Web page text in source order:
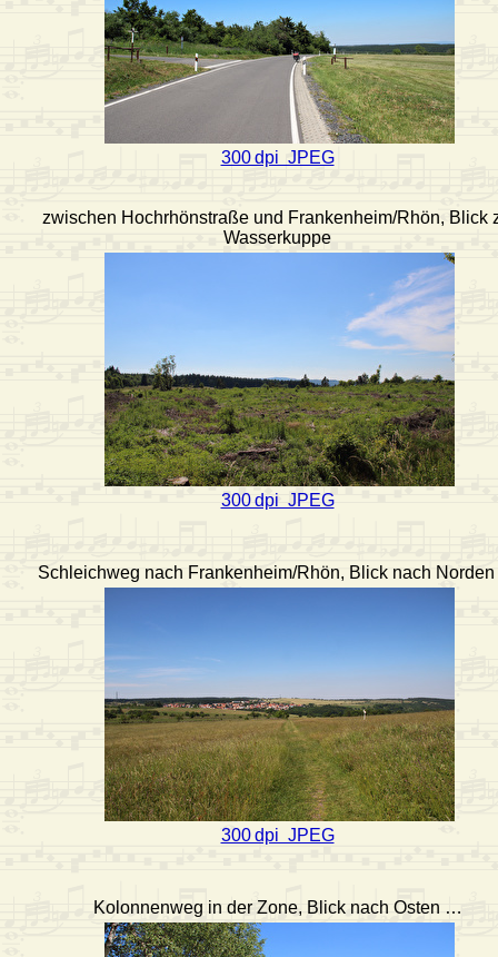
300 dpi JPEG
zwischen Hochrhönstraße und Frankenheim/Rhön, Blick
Wasserkuppe
300 dpi JPEG
Schleichweg nach Frankenheim/Rhön, Blick nach
300 dpi JPEG
Kolonnenweg in der Zone, Blick nach Osten …